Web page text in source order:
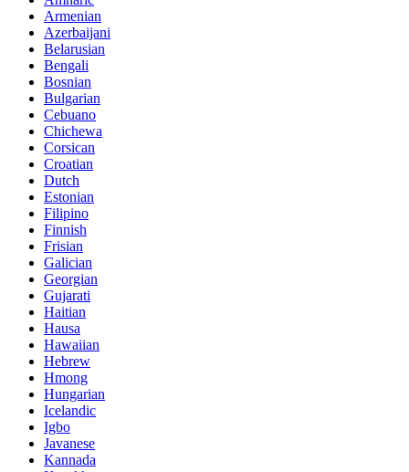
Armenian
Azerbaijani
Belarusian
Bengali
Bosnian
Bulgarian
Cebuano
Chichewa
Corsican
Croatian
Dutch
Estonian
Filipino
Finnish
Frisian
Galician
Georgian
Gujarati
Haitian
Hausa
Hawaiian
Hebrew
Hmong
Hungarian
Icelandic
Igbo
Javanese
Kannada